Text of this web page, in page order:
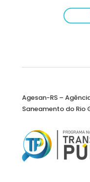
Agesan-RS –
Saneamento do Rio